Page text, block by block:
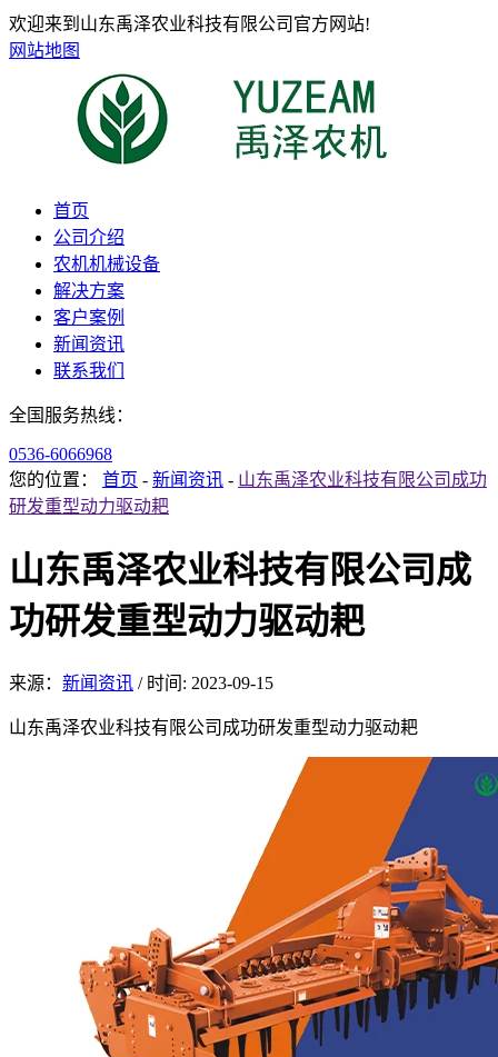
欢迎来到山东禹泽农业科技有限公司官方网站!
网站地图
首页
公司介绍
农机机械设备
解决方案
客户案例
新闻资讯
联系我们
全国服务热线：
0536-6066968
您的位置： 首页 - 新闻资讯 - 山东禹泽农业科技有限公司成功
研发重型动力驱动耙
山东禹泽农业科技有限公司成
功研发重型动力驱动耙
来源： 新闻资讯 / 时间: 2023-09-15
山东禹泽农业科技有限公司成功研发重型动力驱动耙